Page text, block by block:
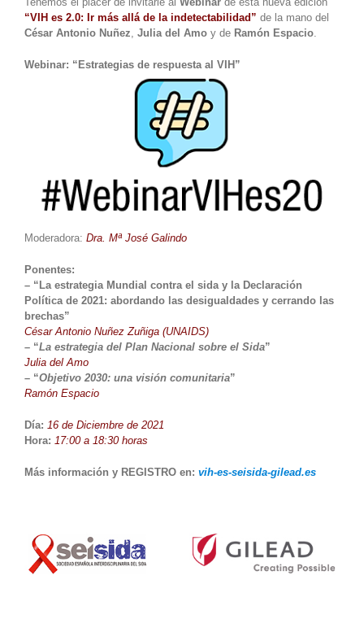
“VIH es 2.0: Ir más allá de la indetectabilidad” de la mano del
César Antonio Nuñez Julia del Amo y de Ramón Espacio
Webinar: “Estrategias de respuesta al VIH”
Moderadora: Dra. Mª José Galindo
Ponentes:
– “La estrategia Mundial contra el sida y la Declaración
Política de 2021: abordando las desigualdades y cerrando las
brechas”
César Antonio Nuñez Zuñiga (UNAIDS)
– “La estrategia del Plan Nacional sobre el Sida”
Julia del Amo
– “Objetivo 2030: una visión comunitaria”
Ramón Espacio
Día: 16 de Diciembre de 2021
Hora: 17:00 a 18:30 horas
Más información y REGISTRO en: vih-es-seisida-gilead.es